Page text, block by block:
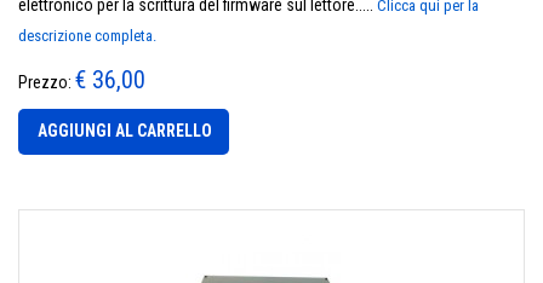
elettronico per la scrittura del firmware sul lettore..... Clicca qui per la
descrizione completa.
Prezzo: € 36,00
AGGIUNGI AL CARRELLO